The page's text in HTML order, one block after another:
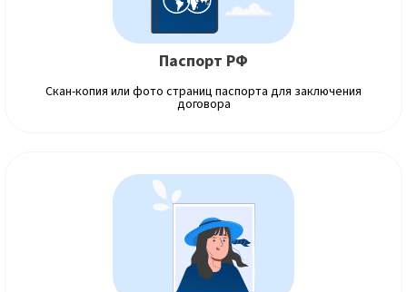
Паспорт РФ
Скан-копия или фото страниц паспорта для заключения
договора